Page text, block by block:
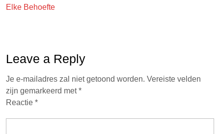
Elke Behoefte
Leave a Reply
Je e-mailadres zal niet getoond worden. Vereiste velden
zijn gemarkeerd met*
Reactie *